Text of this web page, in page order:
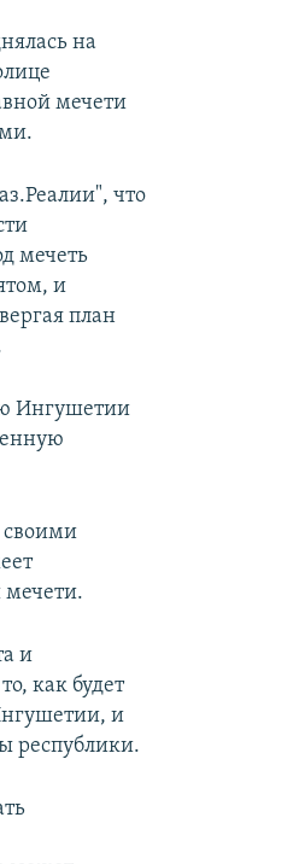
на
мечети
что
мечеть
и
план
Ингушетии
своими
мечети.
и
как будет
и
республики.